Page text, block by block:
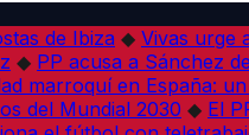
de Ibiza ◆ Vivas urge
◆ PP acusa a Sánchez
marroquí en España:
del Mundial 2030 ◆ El